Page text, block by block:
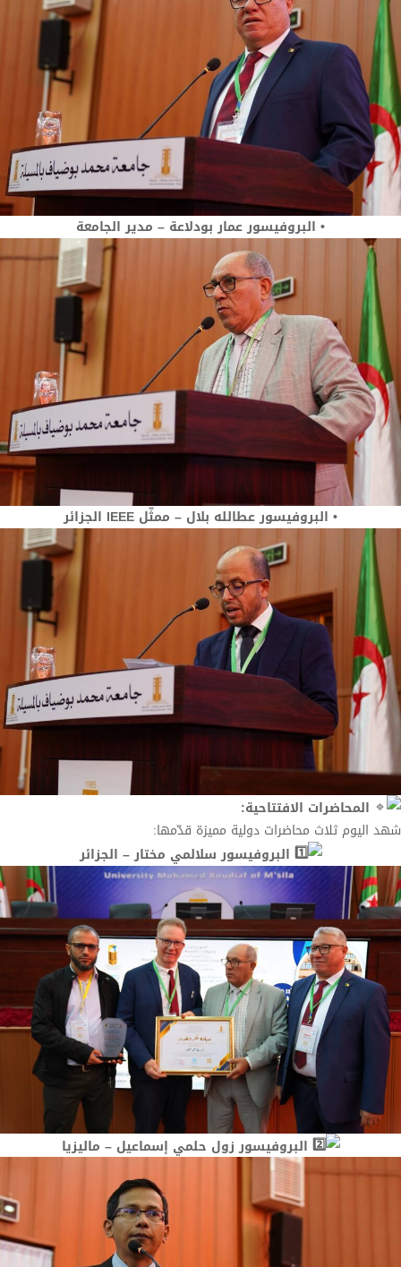
• البروفيسور عمار بودلاعة – مدير الجامعة
• البروفيسور عطالله بلال – ممثّل IEEE الجزائر
المحاضرات الافتتاحية:
شهد اليوم ثلاث محاضرات دولية مميزة قدّمها:
البروفيسور سلالمي مختار – الجزائر
البروفيسور زول حلمي إسماعيل – ماليزيا